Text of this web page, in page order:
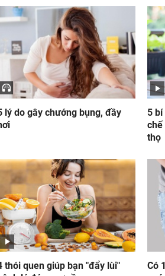
lý do gây chướng bụng, đầy
5
chế
thọ
thói quen giúp bạn "đẩy lùi"
Có